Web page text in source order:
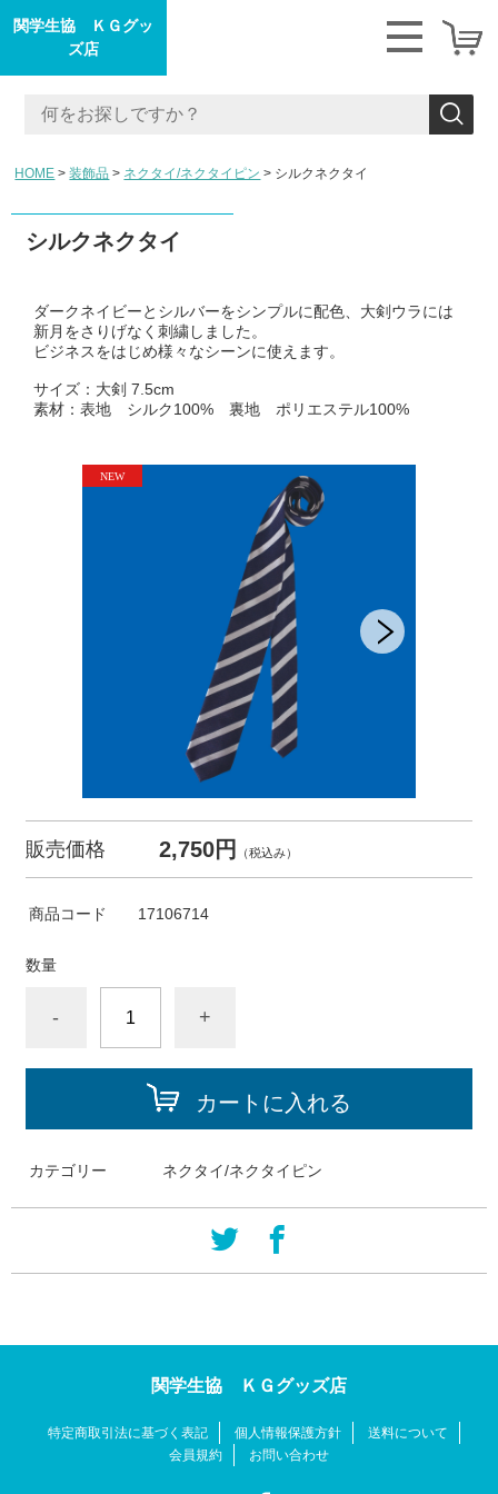
関学生協 ＫＧグッ
ズ店
HOME 装飾品 ネクタイ/ネクタイピン シルクネクタイ
シルクネクタイ
ダークネイビーとシルバーをシンプルに配色、大剣ウラには
新月をさりげなく刺繍しました。
ビジネスをはじめ様々なシーンに使えます。
サイズ：大剣 7.5cm
素材：表地 シルク100% 裏地 ポリエステル100%
販売価格 2,750円 （税込み）
商品コード 17106714
数量
- +
カートに入れる
カテゴリー ネクタイ/ネクタイピン
関学生協 ＫＧグッズ店
特定商取引法に基づく表記 個人情報保護方針
送料について
会員規約
お問い合わせ